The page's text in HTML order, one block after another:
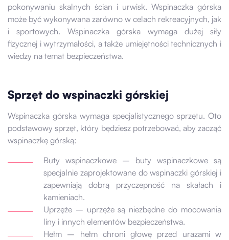
pokonywaniu skalnych ścian i urwisk. Wspinaczka górska
może być wykonywana zarówno w celach rekreacyjnych, jak
i sportowych. Wspinaczka górska wymaga dużej siły
fizycznej i wytrzymałości, a także umiejętności technicznych i
wiedzy na temat bezpieczeństwa.
Sprzęt do wspinaczki górskiej
Wspinaczka górska wymaga specjalistycznego sprzętu. Oto
podstawowy sprzęt, który będziesz potrzebować, aby zacząć
wspinaczkę górską:
Buty wspinaczkowe – buty wspinaczkowe są
specjalnie zaprojektowane do wspinaczki górskiej i
zapewniają dobrą przyczepność na skałach i
kamieniach.
Uprzęże – uprzęże są niezbędne do mocowania
liny i innych elementów bezpieczeństwa.
Hełm – hełm chroni głowę przed urazami w